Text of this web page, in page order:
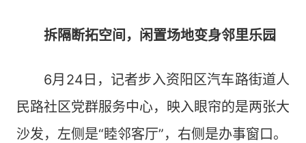
拆隔断拓空间，闲置场地变身邻里乐园
6月24日，记者步入资阳区汽车路街道人
民路社区党群服务中心，映入眼帘的是两张大
沙发，左侧是“睦邻客厅”，右侧是办事窗口。